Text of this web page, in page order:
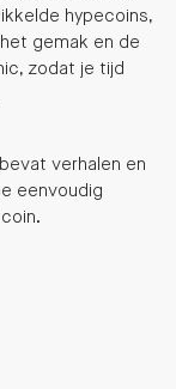
hypecoins,
gemak en de
zodat je tijd
verhalen en
eenvoudig